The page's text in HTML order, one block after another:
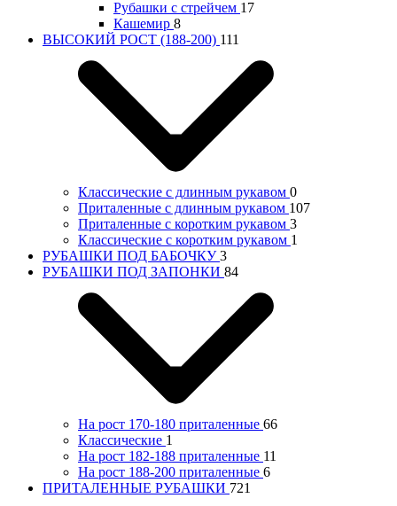
Рубашки с стрейчем 17
Кашемир 8
ВЫСОКИЙ РОСТ (188-200) 111
Классические с длинным рукавом 0
Приталенные с длинным рукавом 107
Приталенные с коротким рукавом 3
Классические с коротким рукавом 1
РУБАШКИ ПОД БАБОЧКУ3
РУБАШКИ ПОД ЗАПОНКИ 84
На рост 170-180 приталенные 66
Классические 1
На рост 182-188 приталенные 11
На рост 188-200 приталенные 6
ПРИТАЛЕННЫЕ РУБАШКИ 721